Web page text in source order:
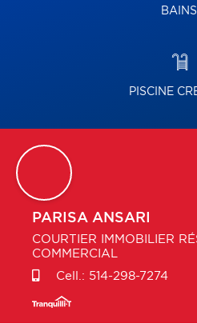
BAINS
PISCINE
PARISA ANSARI
COURTIER IMMOBILIER
COMMERCIAL
Cell.: 514-298-7274